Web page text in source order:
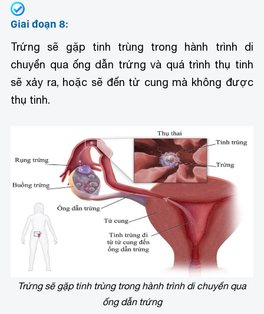
Giai đoạn 8:
Trứng sẽ gặp tinh trùng trong hành trình di
chuyển qua ống dẫn trứng và quá trình thụ tinh
sẽ xảy ra, hoặc sẽ đến tử cung mà không được
thụ tinh.
Trứng sẽ gặp tinh trùng trong hành trình di chuyển qua
ống dẫn trứng